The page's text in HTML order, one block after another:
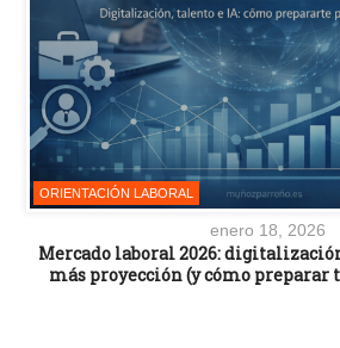
ORIENTACIÓN LABORAL
enero 18, 2026
Mercado laboral 2026:
más proyección (y cómo